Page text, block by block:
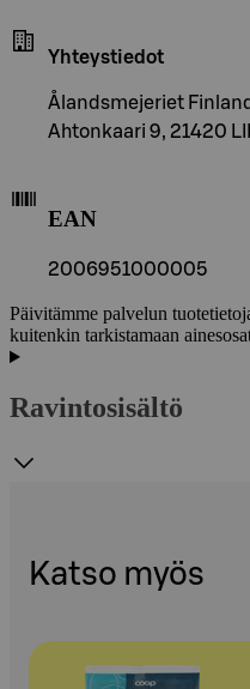
Yhteystiedot
Ålandsmejeriet
Ahtonkaari 9, 21420
EAN
2006951000005
Päivitämme palvelun
kuitenkin tarkistamaan
Ravintosisältö
Katso myös